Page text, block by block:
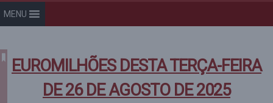
MENU
EUROMILHÕES DESTA TERÇA-FEIRA
DE 26 DE AGOSTO DE 2025